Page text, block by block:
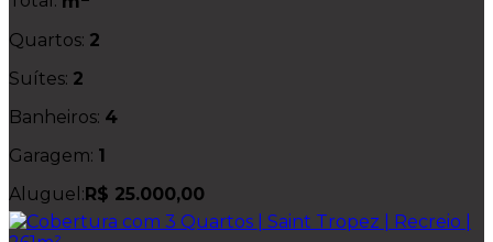
Quartos: 2
Suítes: 2
Banheiros: 4
Garagem: 1
Aluguel:R$ 25.000,00